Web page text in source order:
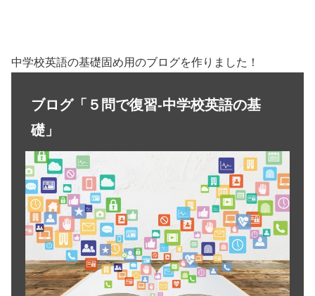
中学校英語の基礎固め用のブログを作りました！
ブログ「５問で復習-中学校英語の基
礎」